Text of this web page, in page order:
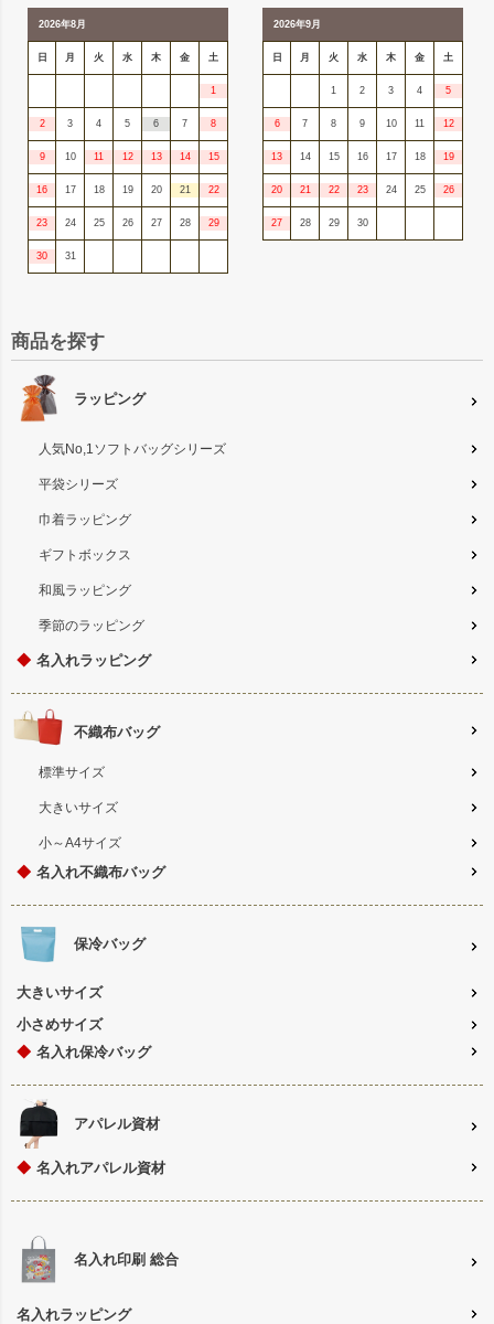
2026年8月
日 月 火 水 木 金 土
1
2 3 4 5 6 7 8
9 10 11 12 13 14 15
16 17 18 19 20 21 22
23 24 25 26 27 28 29
30 31
2026年9月
日 月 火 水 木 金 土
1 2 3 4 5
6 7 8 9 10 11 12
13 14 15 16 17 18 19
20 21 22 23 24 25 26
27 28 29 30
商品を探す
ラッピング
人気No,1ソフトバッグシリーズ
平袋シリーズ
巾着ラッピング
ギフトボックス
和風ラッピング
季節のラッピング
◆ 名入れラッピング
不織布バッグ
標準サイズ
大きいサイズ
小～A4サイズ
◆ 名入れ不織布バッグ
保冷バッグ
大きいサイズ
小さめサイズ
◆ 名入れ保冷バッグ
アパレル資材
◆ 名入れアパレル資材
名入れ印刷 総合
名入れラッピング